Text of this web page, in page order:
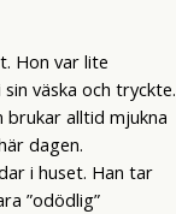
Hon var lite
väska och tryckte.
brukar alltid mjukna
dagen.
i huset. Han tar
”odödlig”